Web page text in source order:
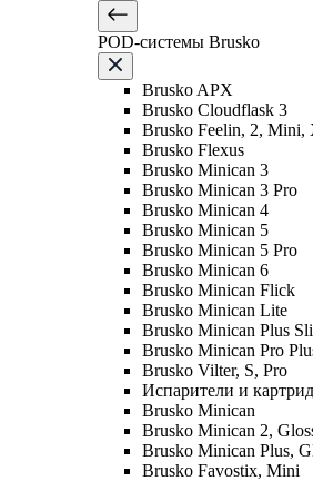
POD-системы Brusko
Brusko APX
Brusko Cloudflask 3
Brusko Feelin, 2, Mini,
Brusko Flexus
Brusko Minican 3
Brusko Minican 3 Pro
Brusko Minican 4
Brusko Minican 5
Brusko Minican 5 Pro
Brusko Minican 6
Brusko Minican Flick
Brusko Minican Lite
Brusko Minican Plus
Brusko Minican Pro
Brusko Vilter, S, Pro
Испарители и
Brusko Minican
Brusko Minican 2,
Brusko Minican Plus,
Brusko Favostix, Mini